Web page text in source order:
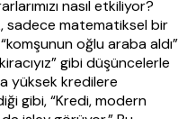
nasıl etkiliyor?
sadece matematiksel bir
oğlu araba aldı”
gibi düşüncelerle
yüksek kredilere
gibi, “Kredi, modern